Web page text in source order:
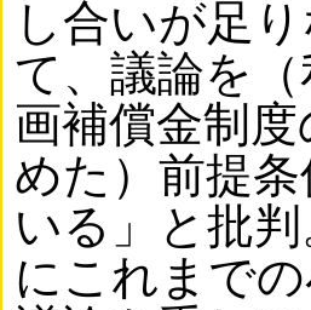
し合いが足
て、議論を
画補償金制
めた）前提
いる」と批
にこれまで